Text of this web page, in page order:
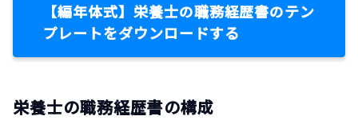
【編年体式】栄養士の職務経歴書のテン
プレートをダウンロードする
栄養士の職務経歴書の構成